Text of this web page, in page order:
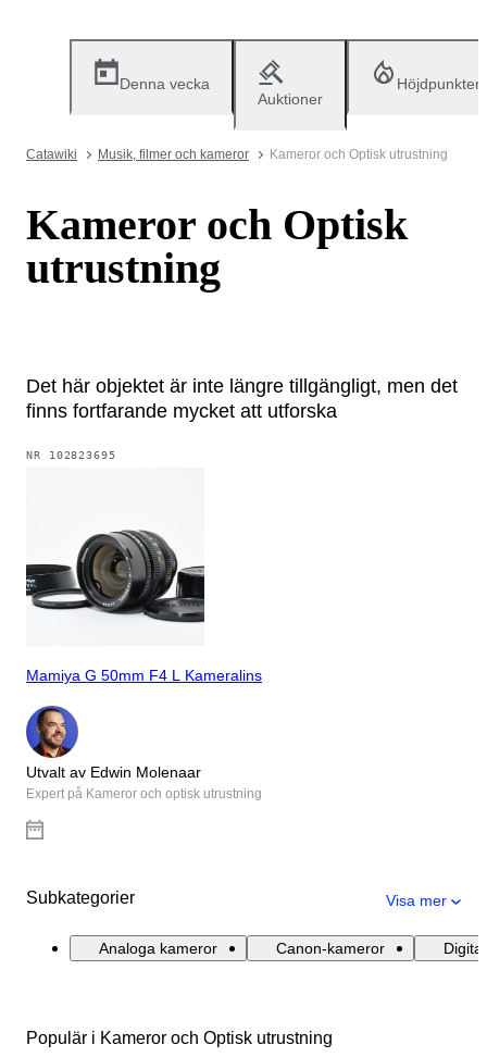
Denna vecka
Auktioner
Höjdpunkter
Catawiki Musik, filmer och kameror Kameror och Optisk utrustning
Kameror och Optisk
utrustning
Det här objektet är inte längre tillgängligt, men det
finns fortfarande mycket att utforska
NR 102823695
Mamiya G 50mm F4 L Kameralins
Utvalt av Edwin Molenaar
Expert på Kameror och optisk utrustning
Subkategorier Visa mer
Analoga kameror Canon-kameror
Populär i Kameror och Optisk utrustning